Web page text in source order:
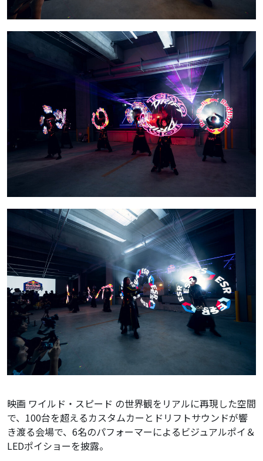
映画 ワイルド・スピード の世界観をリアルに再現した空間
で、100台を超えるカスタムカーとドリフトサウンドが響
き渡る会場で、6名のパフォーマーによるビジュアルポイ＆
LEDポイショーを披露。